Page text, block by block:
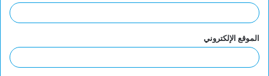
الموقع الإلكتروني